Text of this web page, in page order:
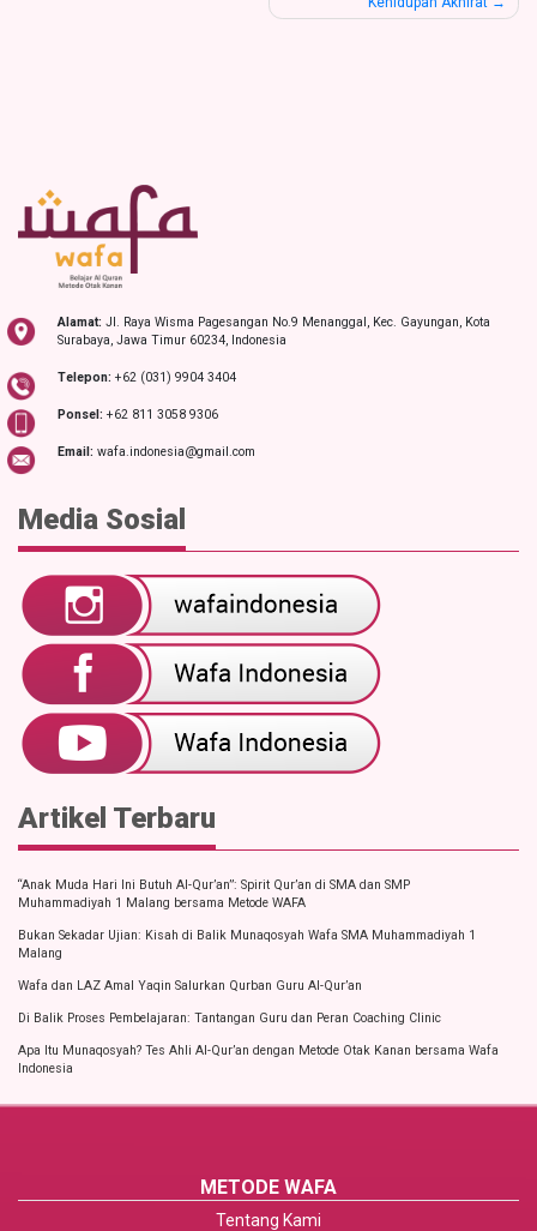
Alamat: Jl. Raya Wisma Pagesangan No.9 Menanggal, Kec. Gayungan, Kota
Surabaya, Jawa Timur 60234, Indonesia
Telepon: +62 (031) 9904 3404
Ponsel: +62 811 3058 9306
Email: wafa.indonesia@gmail.com
Media Sosial
Artikel Terbaru
“Anak Muda Hari Ini Butuh Al-Qur’an”: Spirit Qur’an di SMA dan SMP
Muhammadiyah 1 Malang bersama Metode WAFA
Bukan Sekadar Ujian: Kisah di Balik Munaqosyah Wafa SMA Muhammadiyah 1
Malang
Wafa dan LAZ Amal Yaqin Salurkan Qurban Guru Al-Qur’an
Di Balik Proses Pembelajaran: Tantangan Guru dan Peran Coaching Clinic
Apa Itu Munaqosyah? Tes Ahli Al-Qur’an dengan Metode Otak Kanan bersama Wafa
Indonesia
METODE WAFA
Tentang Kami